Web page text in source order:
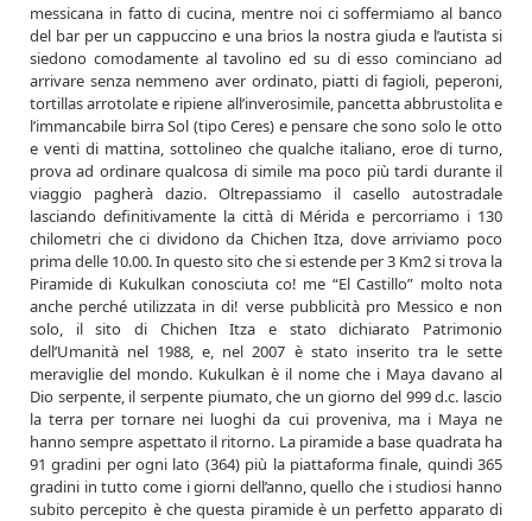
messicana in fatto di cucina, mentre noi ci soffermiamo al banco
del bar per un cappuccino e una brios la nostra giuda e l’autista si
siedono comodamente al tavolino ed su di esso cominciano ad
arrivare senza nemmeno aver ordinato, piatti di fagioli, peperoni,
tortillas arrotolate e ripiene all’inverosimile, pancetta abbrustolita e
l’immancabile birra Sol (tipo Ceres) e pensare che sono solo le otto
e venti di mattina, sottolineo che qualche italiano, eroe di turno,
prova ad ordinare qualcosa di simile ma poco più tardi durante il
viaggio pagherà dazio. Oltrepassiamo il casello autostradale
lasciando definitivamente la città di Mérida e percorriamo i 130
chilometri che ci dividono da Chichen Itza, dove arriviamo poco
prima delle 10.00. In questo sito che si estende per 3 Km2 si trova la
Piramide di Kukulkan conosciuta co! me “El Castillo” molto nota
anche perché utilizzata in di! verse pubblicità pro Messico e non
solo, il sito di Chichen Itza e stato dichiarato Patrimonio
dell’Umanità nel 1988, e, nel 2007 è stato inserito tra le sette
meraviglie del mondo. Kukulkan è il nome che i Maya davano al
Dio serpente, il serpente piumato, che un giorno del 999 d.c. lascio
la terra per tornare nei luoghi da cui proveniva, ma i Maya ne
hanno sempre aspettato il ritorno. La piramide a base quadrata ha
91 gradini per ogni lato (364) più la piattaforma finale, quindi 365
gradini in tutto come i giorni dell’anno, quello che i studiosi hanno
subito percepito è che questa piramide è un perfetto apparato di